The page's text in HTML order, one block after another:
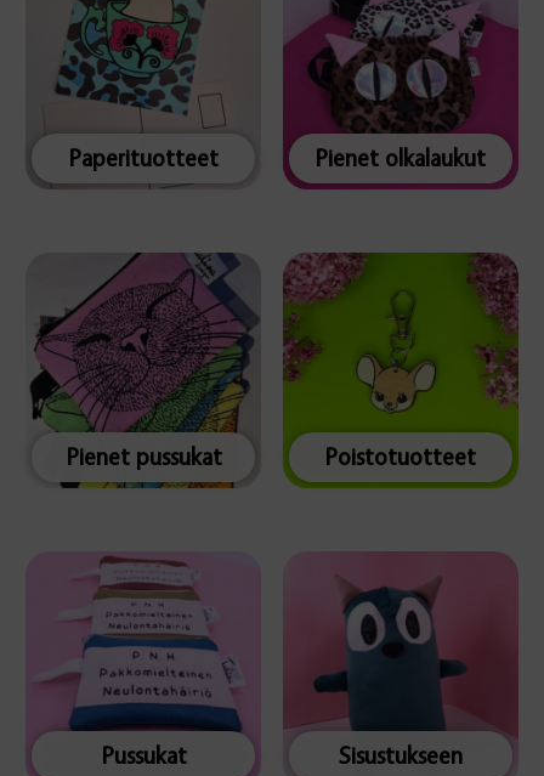
Paperituotteet Pienet olkalaukut
Pienet pussukat Poistotuotteet
Pussukat Sisustukseen